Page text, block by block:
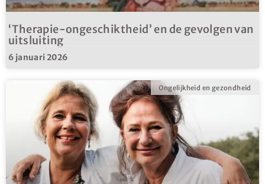
‘Therapie-ongeschiktheid’ en de gevolgen van
uitsluiting
6 januari 2026
Ongelijkheid en gezondheid